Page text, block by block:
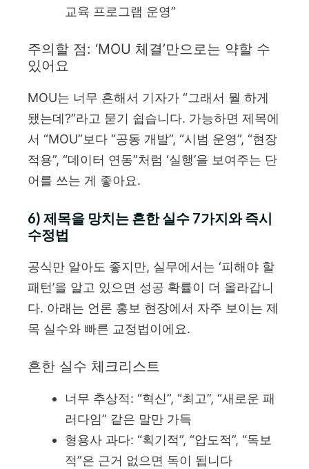
교육 프로그램 운영”
주의할 점: ‘MOU 체결’만으로는 약할 수
있어요
MOU는 너무 흔해서 기자가 “그래서 뭘 하게
됐는데?”라고 묻기 쉽습니다. 가능하면 제목에
서 “MOU”보다 “공동 개발”, “시범 운영”, “현장
적용”, “데이터 연동”처럼 ‘실행’을 보여주는 단
어를 쓰는 게 좋아요.
6) 제목을 망치는 흔한 실수 7가지와 즉시
수정법
공식만 알아도 좋지만, 실무에서는 ‘피해야 할
패턴’을 알고 있으면 성공 확률이 더 올라갑니
다. 아래는 언론 홍보 현장에서 자주 보이는 제
목 실수와 빠른 교정법이에요.
흔한 실수 체크리스트
너무 추상적: “혁신”, “최고”, “새로운 패
러다임” 같은 말만 가득
형용사 과다: “획기적”, “압도적”, “독보
적”은 근거 없으면 독이 됩니다